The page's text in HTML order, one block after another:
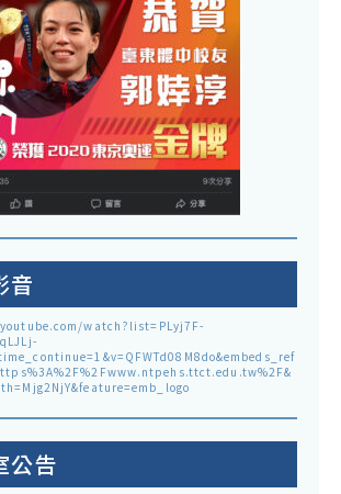
音
watch?list=PLyj7F-
公告